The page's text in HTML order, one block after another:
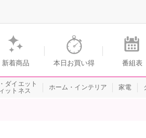
ッピングのショップチャンネル
新着商品 本日お買い得 番組表
ダイエット
ットネス
ホーム・インテリア 家電